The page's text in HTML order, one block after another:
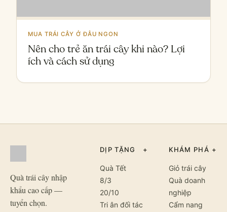
MUA TRÁI CÂY Ở ĐÂU NGON
Nên cho trẻ ăn trái cây khi nào? Lợi
ích và cách sử dụng
Quà trái cây nhập
khẩu cao cấp —
tuyển chọn.
DỊP TẶNG +
Quà Tết
8/3
20/10
Tri ân đối tác
KHÁM PHÁ +
Giỏ trái cây
Quà doanh
nghiệp
Cẩm nang